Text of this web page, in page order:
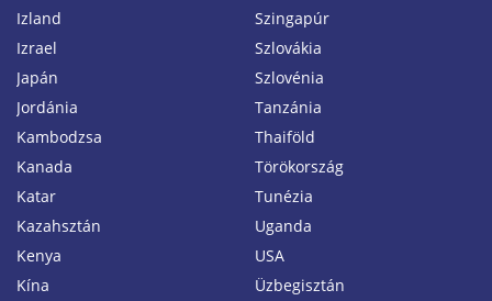
Izland
Izrael
Japán
Jordánia
Kambodzsa
Kanada
Katar
Kazahsztán
Kenya
Kína
Szingapúr
Szlovákia
Szlovénia
Tanzánia
Thaiföld
Törökország
Tunézia
Uganda
USA
Üzbegisztán